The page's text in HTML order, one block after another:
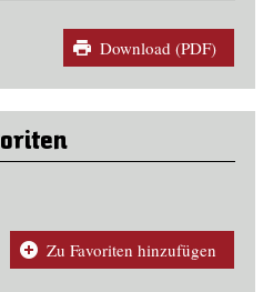
Download (PDF)
Zu Favoriten hinzufügen